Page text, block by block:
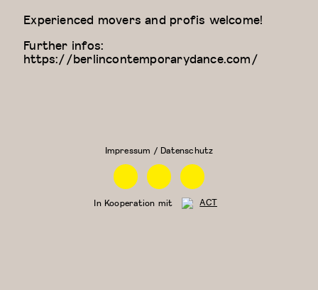
Experienced movers and profis welcome!
Further infos:
https://berlincontemporarydance.com/
Impressum / Datenschutz
FacebookInstagramLinkedin
In Kooperation mit